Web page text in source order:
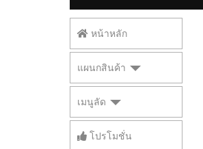
หน้าหลัก
แผนกสินค้า
เมนูลัด
โปรโมชั่น